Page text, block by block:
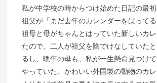
私が中学校の時からつけ始めた日記の最初
祖父が「まだ去年のカレンダーをはってる
祖母と母がちゃんとはっていた新しいカ
たので、二人が祖父を陰でけなしていた
るし、晩年の母も、私が一生懸命見つけ
やっていた、かわいい外国製の動物のカ